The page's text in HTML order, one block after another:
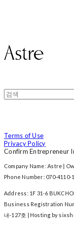
Terms of Use
Privacy Policy
Confirm Entrepreneur
Company Name: Astre |
Phone Number: 070-4110-
Address: 1F 31-6
Business Registration
내-127호
| Hosting by